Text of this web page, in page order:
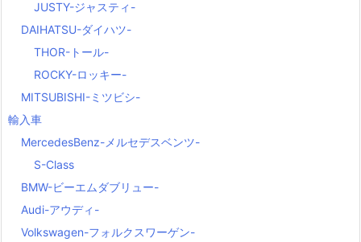
JUSTY-ジャスティ-
DAIHATSU-ダイハツ-
THOR-トール-
ROCKY-ロッキー-
MITSUBISHI-ミツビシ-
輸入車
MercedesBenz-メルセデスベンツ-
S-Class
BMW-ビーエムダブリュー-
Audi-アウディ-
Volkswagen-フォルクスワーゲン-